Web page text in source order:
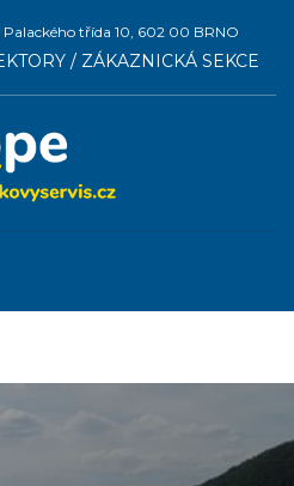
Palackého třída 10, 602 00 BRNO
/ ZÁKAZNICKÁ SEKCE